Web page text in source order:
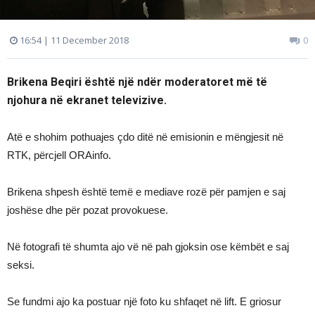
16:54 | 11 December 2018 0
Brikena Beqiri është një ndër moderatoret më të
njohura në ekranet televizive.
Atë e shohim pothuajes çdo ditë në emisionin e mëngjesit në
RTK, përcjell ORAinfo.
Brikena shpesh është temë e mediave rozë për pamjen e saj
joshëse dhe për pozat provokuese.
Në fotografi të shumta ajo vë në pah gjoksin ose këmbët e saj
seksi.
Se fundmi ajo ka postuar një foto ku shfaqet në lift. E griosur